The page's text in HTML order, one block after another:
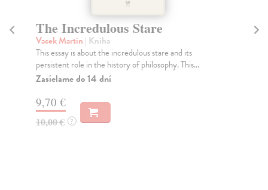
The Incredulous Stare
Vacek Martin | Kniha
This essay is about the incredulous stare and its
persistent role in the history of philosophy. This...
Zasielame do 14 dní
9,70 €
10,00 € ?